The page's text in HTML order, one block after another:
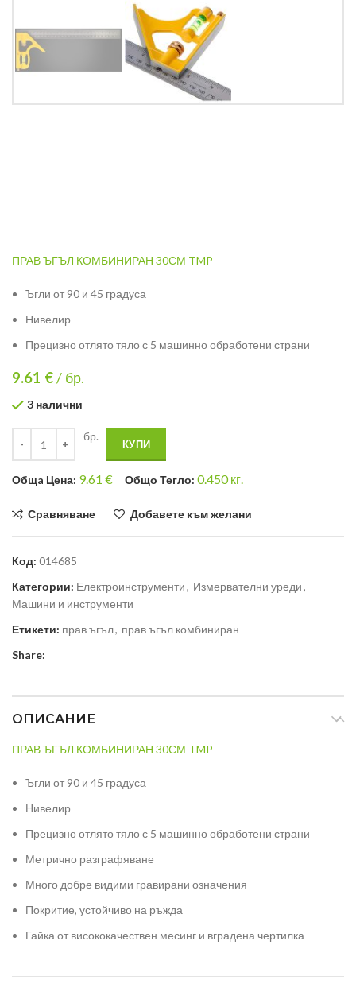
ПРАВ ЪГЪЛ КОМБИНИРАН 30СМ TMP
Ъгли от 90 и 45 градуса
Нивелир
Прецизно отлято тяло с 5 машинно обработени страни
9.61 €/ бр.
3 налични
бр.
КУПИ
Общa Цена: 9.61 € Общо Тегло: 0.450кг.
Сравняване Добавете към желани
Код: 014685
Категории: Електроинструменти, Измервателни уреди,
Машини и инструменти
Етикети: прав ъгъл, прав ъгъл комбиниран
Share:
ОПИСАНИЕ
ПРАВ ЪГЪЛ КОМБИНИРАН 30СМ TMP
Ъгли от 90 и 45 градуса
Нивелир
Прецизно отлято тяло с 5 машинно обработени страни
Метрично разграфяване
Много добре видими гравирани означения
Покритие, устойчиво на ръжда
Гайка от висококачествен месинг и вградена чертилка